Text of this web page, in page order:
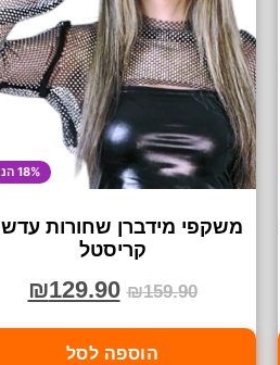
18% הנחה
משקפי מידברן שחורות
קריסטל
₪159.90
₪129.90
הוספה לסל